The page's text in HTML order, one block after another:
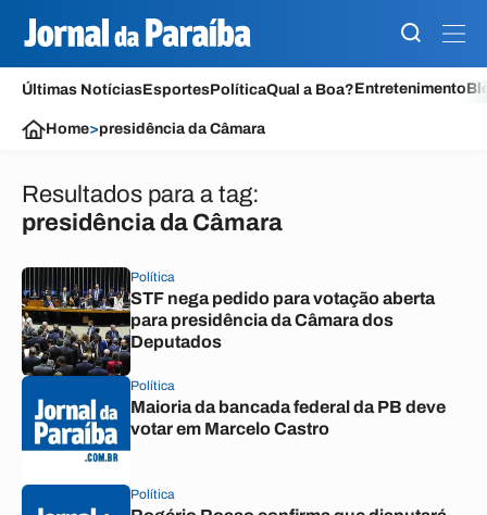
Últimas NotíciasEsportesPolíticaQual a Boa?Entretenimento
Home>presidência da Câmara
Resultados para a tag:
presidência da Câmara
Política
STF nega pedido para votação aberta
para presidência da Câmara dos
Deputados
Política
Maioria da bancada federal da PB deve
votar em Marcelo Castro
Política